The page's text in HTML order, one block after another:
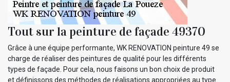
Tout sur la peinture de façade 49370
Grâce à une équipe performante, WK RENOVATION peinture 49 se
charge de réaliser des peintures de qualité pour les différents
types de façade. Pour cela, nous faisons un bon choix de produit
et définissons des méthodes de réalisations appropriées au type